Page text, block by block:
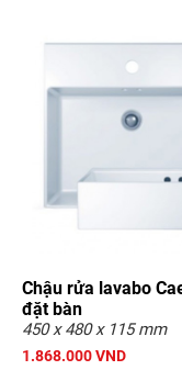
Chậu rửa lavabo
đặt bàn
450 x 480 x 115 mm
1.868.000 VND